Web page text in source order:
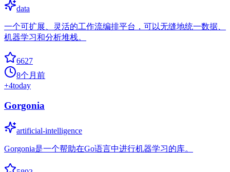
data
一个可扩展、灵活的工作流编排平台，可以无缝地统一数据、
机器学习和分析堆栈。
6627
8个月前
+4today
Gorgonia
artificial-intelligence
Gorgonia是一个帮助在Go语言中进行机器学习的库。